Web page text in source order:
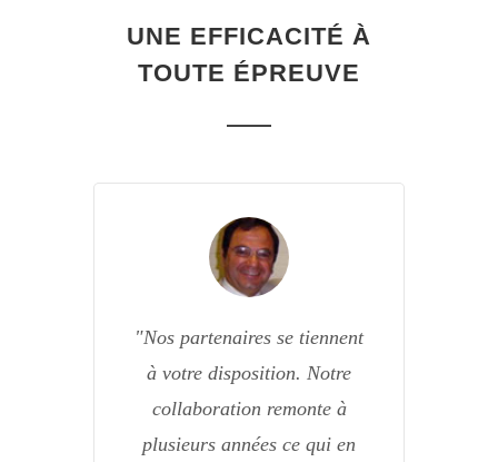
UNE EFFICACITÉ À
TOUTE ÉPREUVE
Nos partenaires se tiennent
à votre disposition. Notre
collaboration remonte à
plusieurs années ce qui en